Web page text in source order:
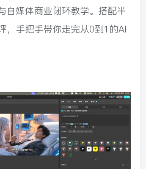
自媒体商业闭环教学。搭配半
，手把手带你走完从0到1的AI